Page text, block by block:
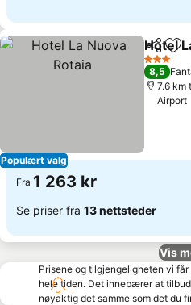
Populært valg
Del
Hotel
3 Stjerner
8,5
7.6 km
Airport
Fra 1 263 kr
Se priser fra 13 nettsteder
Vis
Prisene og tilgjengeligheten vi
hele tiden. Det innebærer at
nøyaktig det samme som det du